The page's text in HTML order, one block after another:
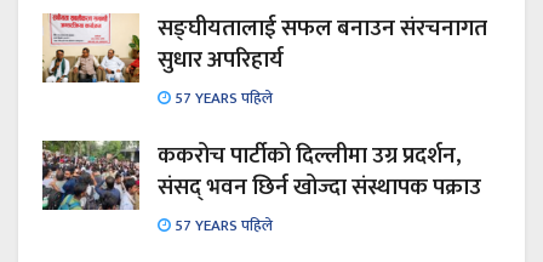
सङ्घीयतालाई सफल बनाउन संरचनागत
सुधार अपरिहार्य
57 YEARS पहिले
ककरोच पार्टीको दिल्लीमा उग्र प्रदर्शन,
संसद् भवन छिर्न खोज्दा संस्थापक पक्राउ
57 YEARS पहिले